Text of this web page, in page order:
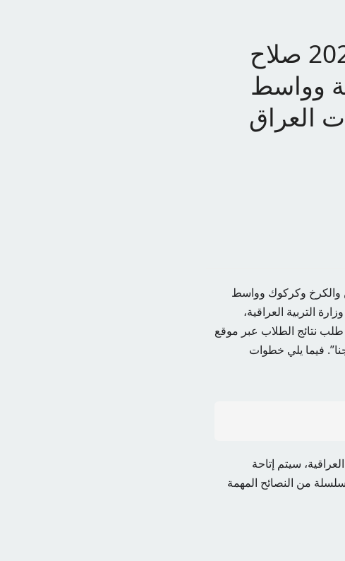
استعلم من هنا.. نتائج الثالث متوسط 2024 صلاح
وواسط
العراق
نتائج امتحان الثالث المتوسط ​​2024 لصلاح الدين والكرخ وكركوك وواسط
التربية العراقية،
طلب نتائج الطلاب عبر موقع
فيما يلي خطوات
المحافظات العراقية، سيتم إتاحة
وذلك بعد سلسلة من النصائح المهمة